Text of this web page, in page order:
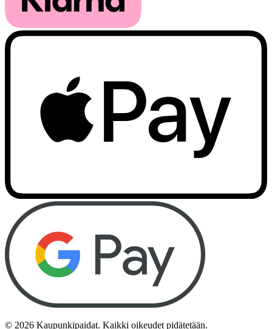
© 2026 Kaupunkipaidat. Kaikki oikeudet pidätetään.